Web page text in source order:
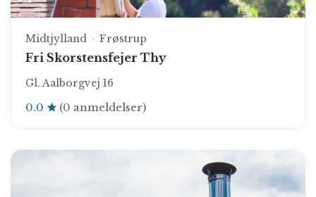
Midtjylland Frøstrup
Fri Skorstensfejer Thy
Gl. Aalborgvej 16
0.0 (0 anmeldelser)